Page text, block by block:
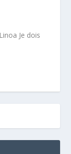
Je dois